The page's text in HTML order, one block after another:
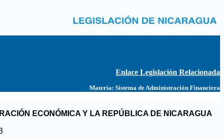
Enlace Legislación Relacionada
Materia: Sistema de Administración Financiera
ECONÓMICA Y LA REPÚBLICA DE NICARAGUA